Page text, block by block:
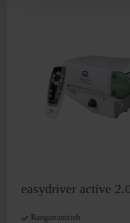
easydriver active
Rangierantrieb